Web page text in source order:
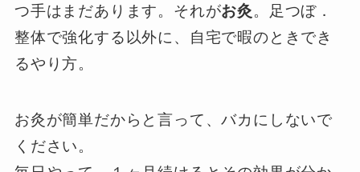
つ手はまだあります。それがお灸。足つぼ．
整体で強化する以外に、自宅で暇のときでき
るやり方。
お灸が簡単だからと言って、バカにしないで
ください。